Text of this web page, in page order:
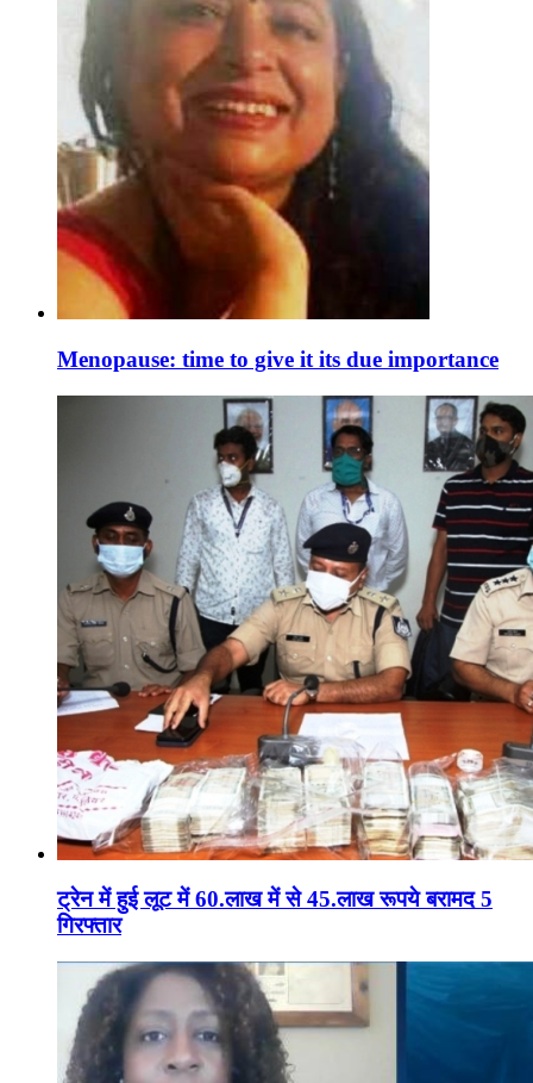
Menopause: time to give it its due importance
ट्रेन में हुई लूट में 60.लाख में से 45.लाख रूपये बरामद 5
गिरफ्तार